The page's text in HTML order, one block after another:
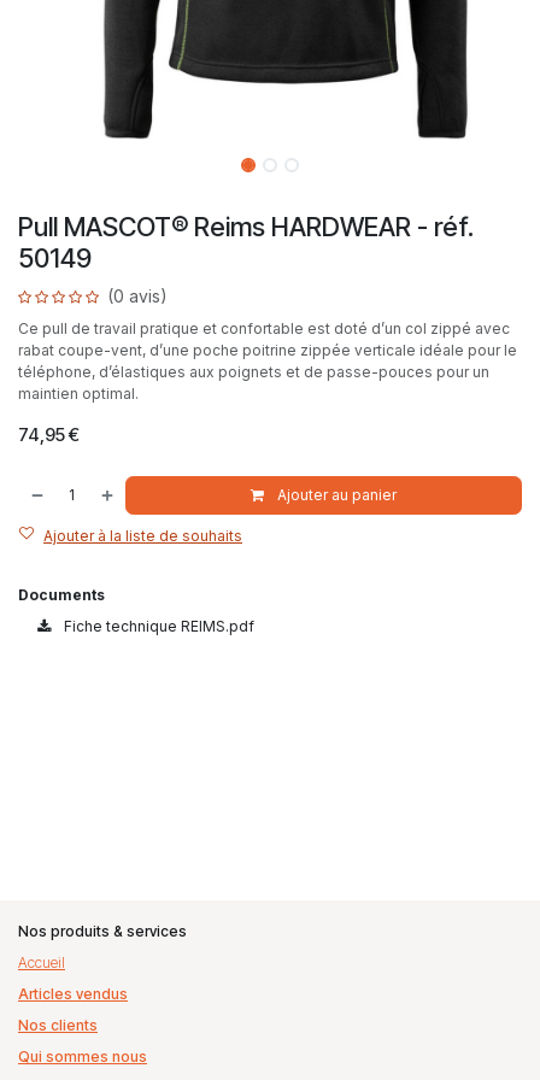
Pull MASCOT® Reims HARDWEAR - réf.
50149
(0 avis)
Ce pull de travail pratique et confortable est doté d’un col zippé avec
rabat coupe-vent, d’une poche poitrine zippée verticale idéale pour le
téléphone, d’élastiques aux poignets et de passe-pouces pour un
maintien optimal.
74,95€
Ajouter au panier
Ajouter à la liste de souhaits
Documents
Fiche technique REIMS.pdf
Nos produits & services
Accueil
Articles vendus
Nos clients
Qui sommes nous